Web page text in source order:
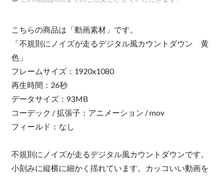
こちらの商品は「動画素材」です。
「不規則にノイズが走るデジタル風カウントダウン 黄
色」
フレームサイズ：1920x1080
再生時間：26秒
データサイズ：93MB
コーデック / 拡張子：アニメーション / mov
フィールド：なし
不規則にノイズが走るデジタル風カウントダウンです。
小刻みに縦横に細かく揺れています。カッコいい動画を